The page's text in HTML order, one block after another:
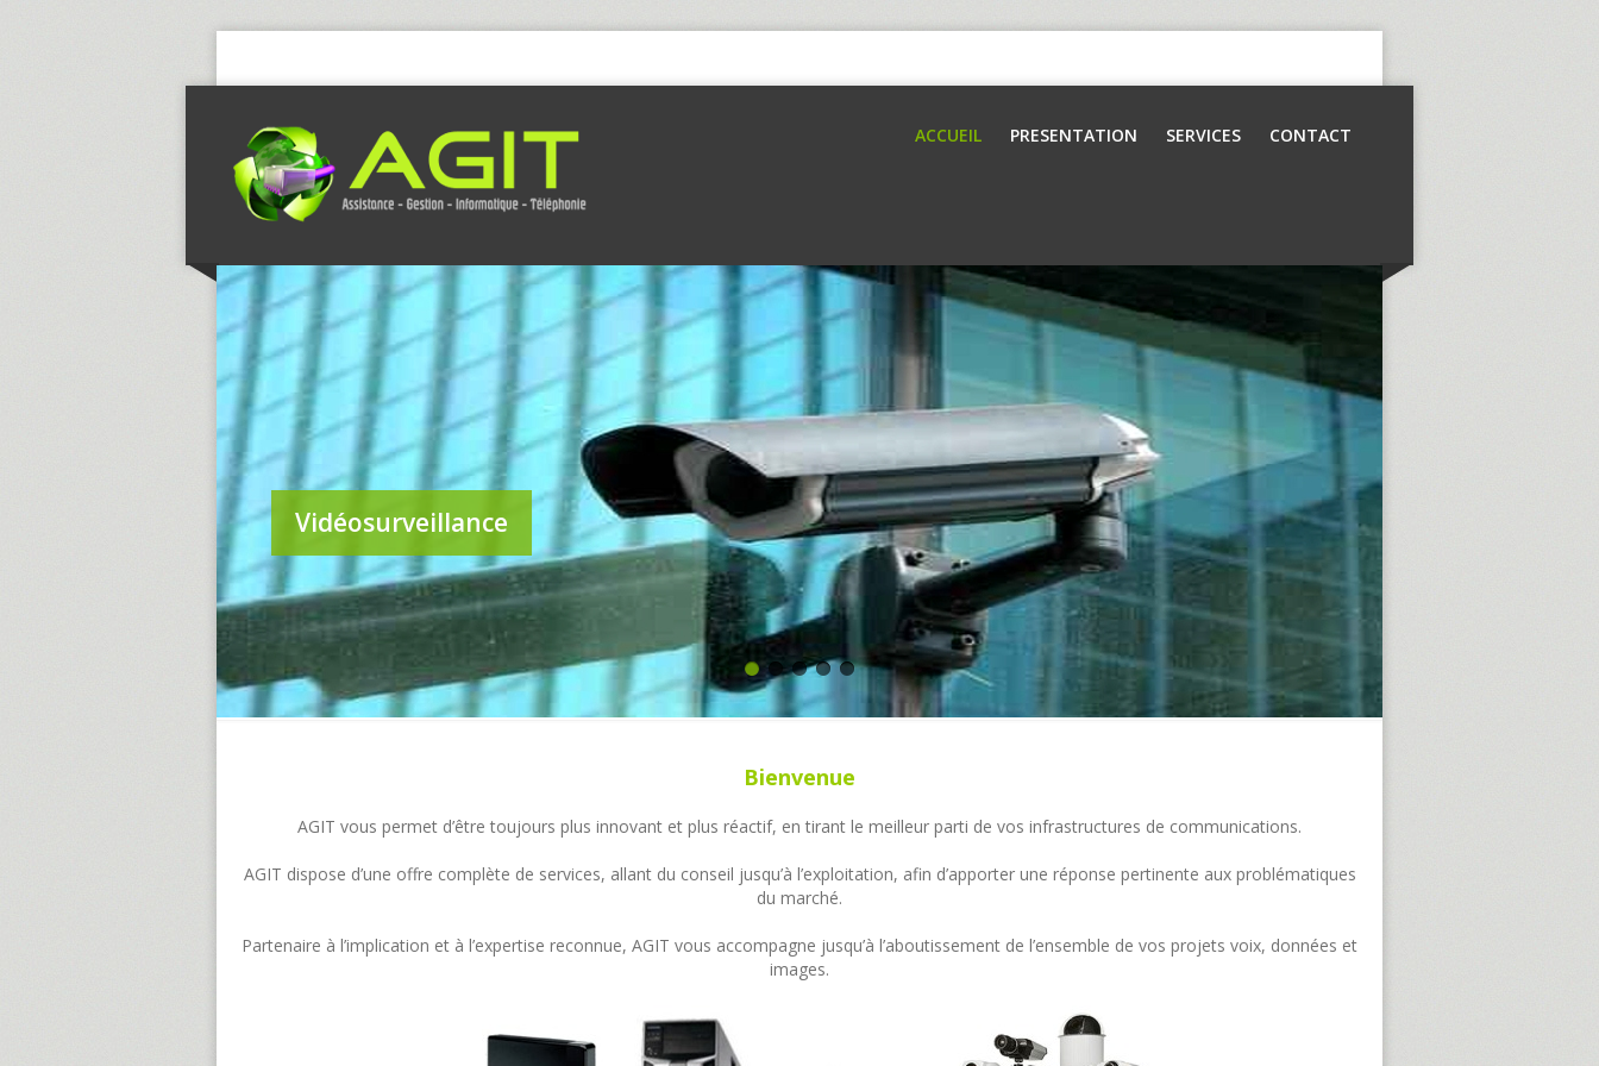
ACCUEIL PRESENTATION SERVICES CONTACT
Vidéosurveillance
Bienvenue
AGIT vous permet d’être toujours plus innovant et plus réactif, en tirant le meilleur parti de vos infrastructures de communications.
AGIT dispose d’une offre complète de services, allant du conseil jusqu’à l’exploitation, afin d’apporter une réponse pertinente aux problématiques
du marché.
Partenaire à l’implication et à l’expertise reconnue, AGIT vous accompagne jusqu’à l’aboutissement de l’ensemble de vos projets voix, données et
images.